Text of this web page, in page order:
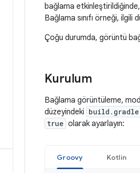
bağlama
Bağlama sınıfı örneği,
Çoğu durumda, görüntü
Kurulum
Bağlama görüntüleme,
düzeyindeki build.gradle
true olarak ayarlayın:
Groovy Kotlin